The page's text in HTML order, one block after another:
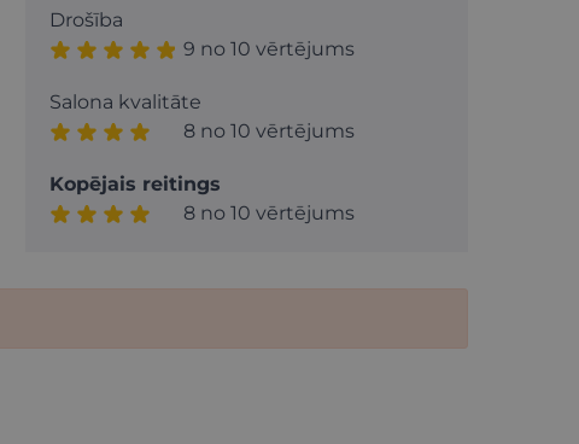
Drošība
9 no 10 vērtējums
Salona kvalitāte
8 no 10 vērtējums
Kopējais reitings
8 no 10 vērtējums